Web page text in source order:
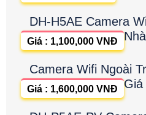
DH-H5AE Camera
Nhà
Giá : 1,100,000 VNĐ
Camera Wifi Ngoài
Giá
Giá : 1,600,000 VNĐ